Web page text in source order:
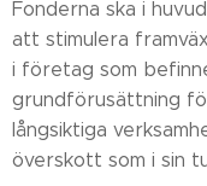
Fonderna ska i
att stimulera
i företag som
grundförusättning
långsiktiga
överskott som i sin